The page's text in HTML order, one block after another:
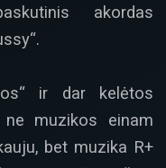
akordas
ir dar kelėtos
muzikos einam
bet muzika R+